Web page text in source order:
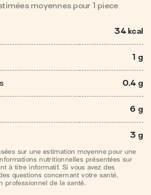
moyennes pour 1 piece
34 kcal
1 g
0.4 g
6 g
3 g
sur une estimation moyenne pour une
nutritionnelles présentées sur
à titre informatif. Si vous avez des
questions concernant votre santé,
professionnel de la santé.